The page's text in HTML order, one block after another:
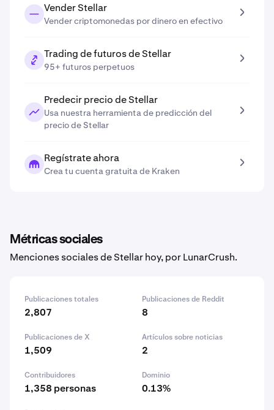
Vender Stellar
Vender criptomonedas por dinero en efectivo
Trading de futuros de Stellar
95+ futuros perpetuos
Predecir precio de Stellar
Usa nuestra herramienta de predicción del
precio de Stellar
Regístrate ahora
Crea tu cuenta gratuita de Kraken
Métricas sociales
Menciones sociales de Stellar hoy, por LunarCrush.
Publicaciones totales
2,807
Publicaciones de Reddit
8
Publicaciones de X
1,509
Artículos sobre noticias
2
Contribuidores
1,358 personas
Dominio
0.13%